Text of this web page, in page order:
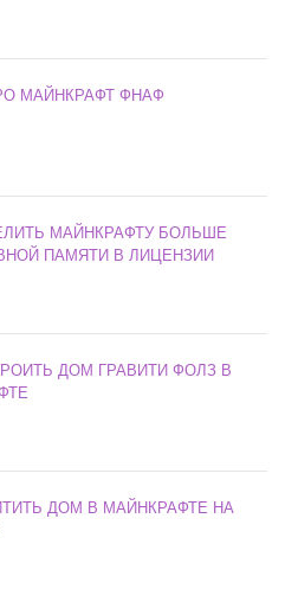
МАЙНКРАФТ ФНАФ
МАЙНКРАФТУ БОЛЬШЕ
ПАМЯТИ В ЛИЦЕНЗИИ
ДОМ ГРАВИТИ ФОЛЗ В
ДОМ В МАЙНКРАФТЕ НА